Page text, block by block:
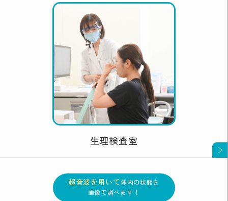
生理検査室
超音波を用いて体内の状態を
画像で調べます！